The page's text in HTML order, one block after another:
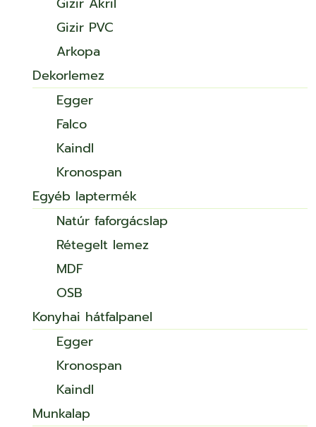
Gizir PVC
Arkopa
Dekorlemez
Egger
Falco
Kaindl
Kronospan
Egyéb laptermék
Natúr faforgácslap
Rétegelt lemez
MDF
OSB
Konyhai hátfalpanel
Egger
Kronospan
Kaindl
Munkalap